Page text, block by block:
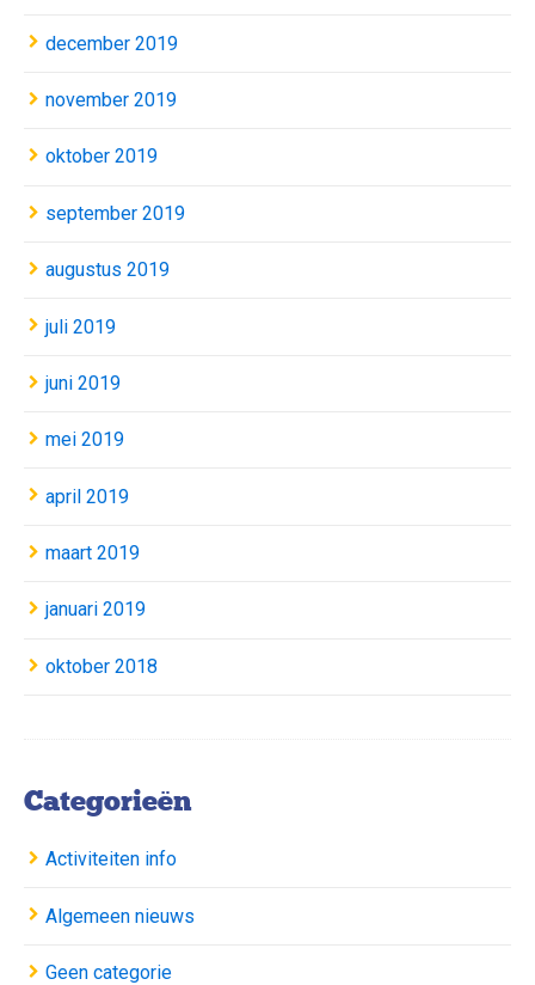
december 2019
november 2019
oktober 2019
september 2019
augustus 2019
juli 2019
juni 2019
mei 2019
april 2019
maart 2019
januari 2019
oktober 2018
Categorieën
Activiteiten info
Algemeen nieuws
Geen categorie